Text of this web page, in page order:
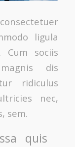
ligula
Cum sociis
dis
ridiculus
nec,
sem.
quis